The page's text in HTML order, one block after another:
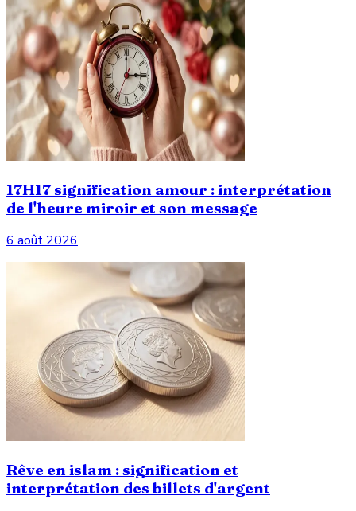
17H17 signification amour : interprétation
de l'heure miroir et son message
6 août 2026
Rêve en islam : signification et
interprétation des billets d'argent